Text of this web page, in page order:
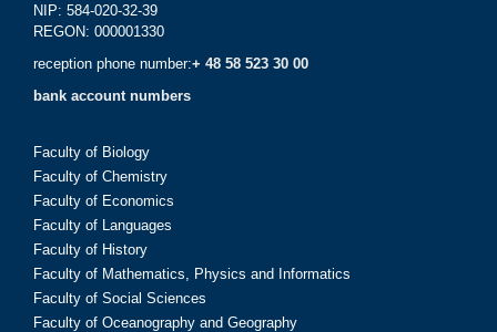
NIP: 584-020-32-39
REGON: 000001330
reception phone number:+ 48 58 523 30 00
bank account numbers
Faculty of Biology
Faculty of Chemistry
Faculty of Economics
Faculty of Languages
Faculty of History
Faculty of Mathematics, Physics and Informatics
Faculty of Social Sciences
Faculty of Oceanography and Geography